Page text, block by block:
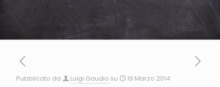
Pubblicato da Luigi Gaudio su 19 Marzo 2014